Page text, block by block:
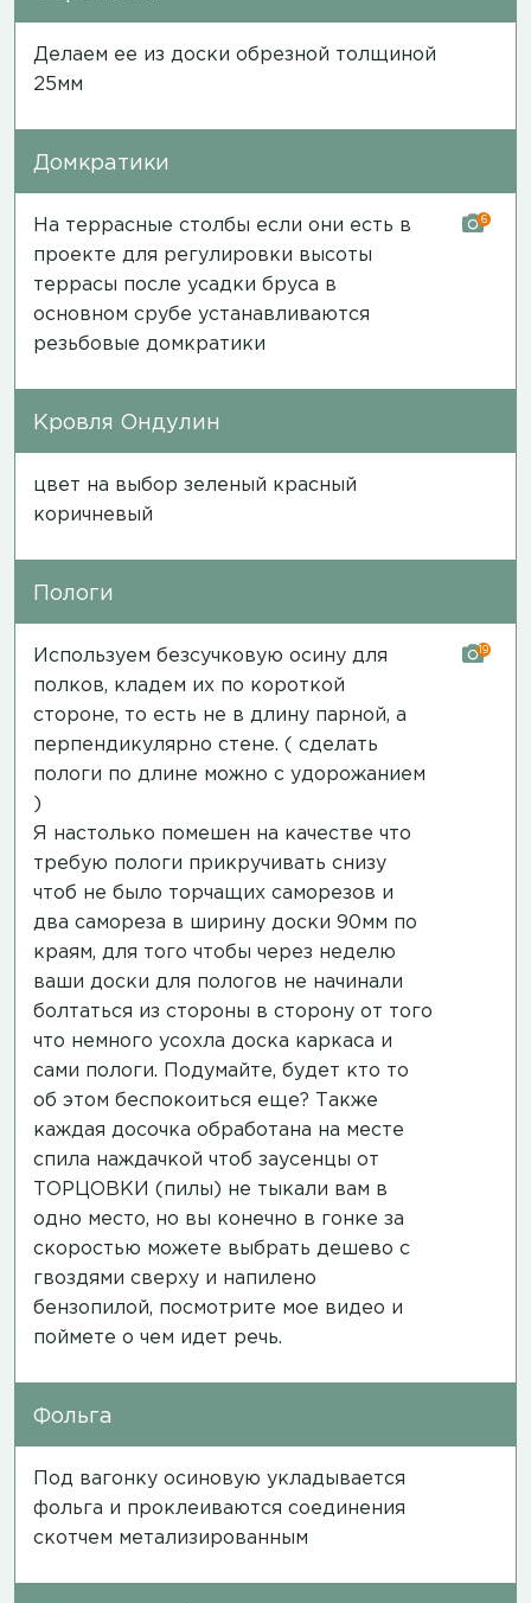
Делаем ее из доски обрезной толщиной
25мм
Домкратики
На террасные столбы если они есть в
проекте для регулировки высоты
террасы после усадки бруса в
основном срубе устанавливаются
резьбовые домкратики
6
Кровля Ондулин
цвет на выбор зеленый красный
коричневый
Пологи
Используем безсучковую осину для
полков, кладем их по короткой
стороне, то есть не в длину парной, а
перпендикулярно стене. ( сделать
пологи по длине можно с удорожанием
)
Я настолько помешен на качестве что
требую пологи прикручивать снизу
чтоб не было торчащих саморезов и
два самореза в ширину доски 90мм по
краям, для того чтобы через неделю
ваши доски для пологов не начинали
болтаться из стороны в сторону от того
что немного усохла доска каркаса и
сами пологи. Подумайте, будет кто то
об этом беспокоиться еще? Также
каждая досочка обработана на месте
спила наждачкой чтоб заусенцы от
ТОРЦОВКИ (пилы) не тыкали вам в
одно место, но вы конечно в гонке за
скоростью можете выбрать дешево с
гвоздями сверху и напилено
бензопилой, посмотрите мое видео и
поймете о чем идет речь.
19
Фольга
Под вагонку осиновую укладывается
фольга и проклеиваются соединения
скотчем метализированным